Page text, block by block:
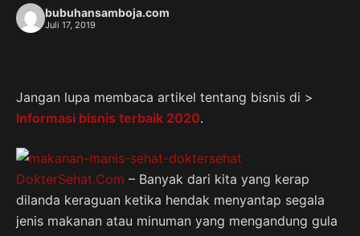
bubuhansamboja.com
Juli 17, 2019
Jangan lupa membaca artikel tentang bisnis di >
Informasi bisnis terbaik 2020.
DokterSehat.Com – Banyak dari kita yang kerap
dilanda keraguan ketika hendak menyantap segala
jenis makanan atau minuman yang mengandung gula